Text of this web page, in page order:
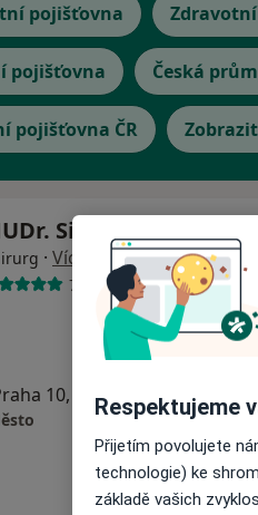
pojišťovna
pojišťovna Česká
pojišťovna ČR
Silvia Tůmová
· Více
701 názorů
10, Praha Mapa
1 000 Kč
Respektujeme
Přijetím povolujete
technologie) ke
základě vašich